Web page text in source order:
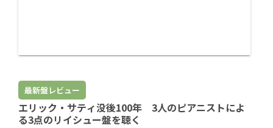
最新盤レビュー
エリック・サティ没後100年 3人のピアニストによ
る3点のリイシュー盤を聴く